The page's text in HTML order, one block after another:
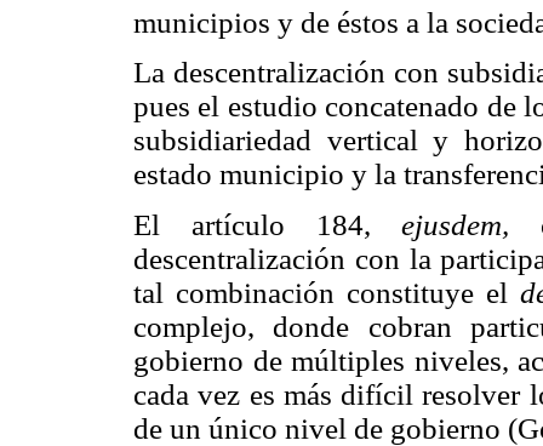
municipios y de éstos a la
La descentralización con
pues el estudio concatenado de
subsidiariedad vertical y
estado municipio y la
El artículo 184,ejusdem,
descentralización con la
tal combinación constituye el
complejo, donde cobran
gobierno de múltiples niveles,
cada vez es más difícil resolver
de un único nivel de gobierno